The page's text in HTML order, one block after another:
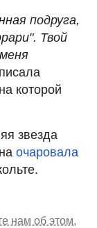
подруга,
Твой
которой
звезда
очаровала
нам об этом.